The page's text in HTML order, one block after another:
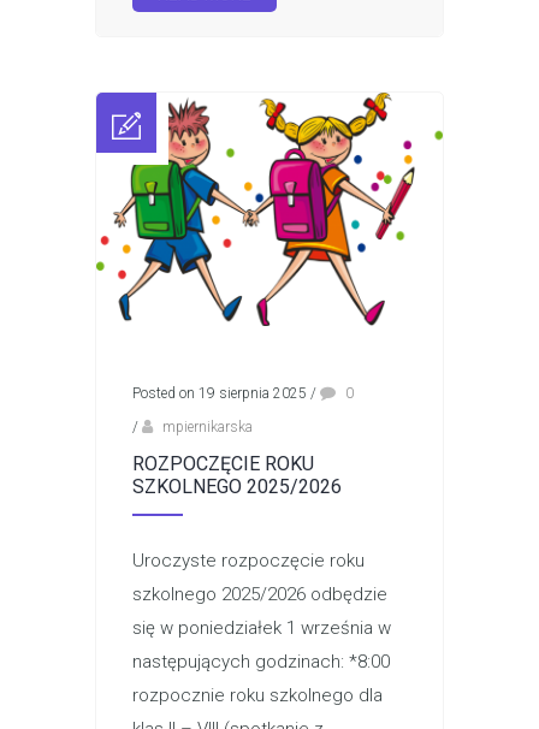
Posted on 19 sierpnia 2025 /
0
/
mpiernikarska
ROZPOCZĘCIE ROKU
SZKOLNEGO 2025/2026
Uroczyste rozpoczęcie roku
szkolnego 2025/2026 odbędzie
się w poniedziałek 1 września w
następujących godzinach: *8:00
rozpocznie roku szkolnego dla